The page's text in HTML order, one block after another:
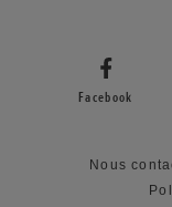
Facebook
Nous